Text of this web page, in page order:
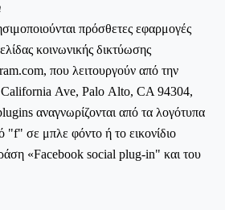
πρόσθετες εφαρμογές
κοινωνικής δικτύωσης
.com, που λειτουργούν από την
California Ave, Palo Alto, CA 94304,
αναγνωρίζονται από τα λογότυπα
"f" σε μπλε φόντο ή το εικονίδιο
«Facebook social plug-in" και του